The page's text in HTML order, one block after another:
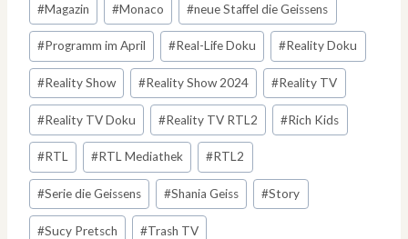
#Magazin #Monaco #neue Staffel die Geissens
#Programm im April #Real-Life Doku #Reality Doku
#Reality Show #Reality Show 2024 #Reality TV
#Reality TV Doku #Reality TV RTL2 #Rich Kids
#RTL #RTL Mediathek #RTL2
#Serie die Geissens #Shania Geiss #Story
#Sucy Pretsch #Trash TV